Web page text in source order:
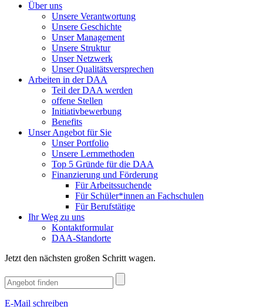
Über uns
Unsere Verantwortung
Unsere Geschichte
Unser Management
Unsere Struktur
Unser Netzwerk
Unser Qualitätsversprechen
Arbeiten in der DAA
Teil der DAA werden
offene Stellen
Initiativbewerbung
Benefits
Unser Angebot für Sie
Unser Portfolio
Unsere Lernmethoden
Top 5 Gründe für die DAA
Finanzierung und Förderung
Für Arbeitssuchende
Für Schüler*innen an Fachschulen
Für Berufstätige
Ihr Weg zu uns
Kontaktformular
DAA-Standorte
Jetzt den nächsten großen Schritt wagen.
E-Mail schreiben